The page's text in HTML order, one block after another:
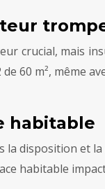
crucial, mais
60 m², même
habitable
disposition et
habitable